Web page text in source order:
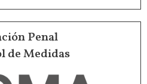
Penal
de Medidas